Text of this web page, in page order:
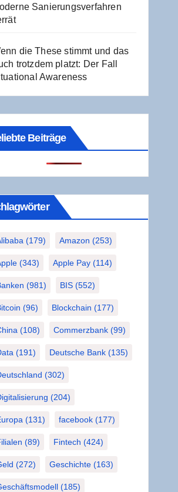
Sanie­rungs­ver­fah­ren
die The­se stimmt und das
trotz­dem platzt: Der Fall
Awareness
Beiträge
(179) Amazon (253)
(343) Apple Pay(114)
(981) BIS(552)
(96) Blockchain (177)
(108) Commerzbank(99)
(191) Deutsche Bank(135)
(302)
(204)
(131) facebook(177)
(89) Fintech (424)
(272) Geschichte(163)
(185)